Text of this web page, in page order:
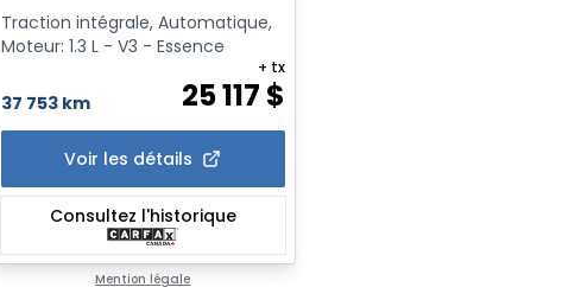
Traction intégrale, Automatique,
Moteur: 1.3 L - V3 - Essence
37 753 km 25 117 $
+ tx
Voir les détails
Consultez l'historique
Mention légale